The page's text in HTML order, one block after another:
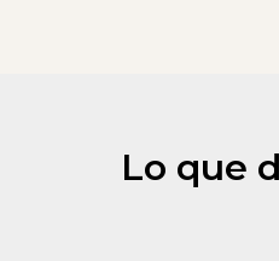
Lo que